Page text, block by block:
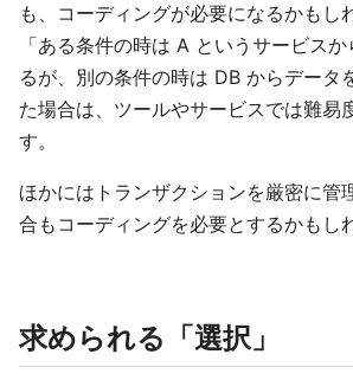
も、コーディングが必要になるかもし
「ある条件の時は A というサービス
るが、別の条件の時は DB からデータ
た場合は、ツールやサービスでは難易
す。
ほかにはトランザクションを厳密に管
合もコーディングを必要とするかもし
求められる「選択」